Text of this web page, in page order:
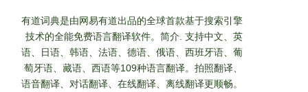
有道词典是由网易有道出品的全球首款基于搜索引擎
技术的全能免费语言翻译软件。简介. 支持中文、英
语、日语、韩语、法语、德语、俄语、西班牙语、葡
萄牙语、藏语、西语等109种语言翻译。拍照翻译、
语音翻译、对话翻译、在线翻译、离线翻译更顺畅。